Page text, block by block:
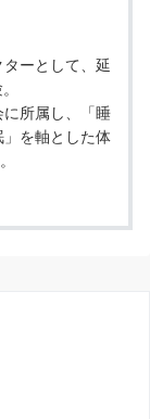
ーとして、延
所属し、「睡
を軸とした体